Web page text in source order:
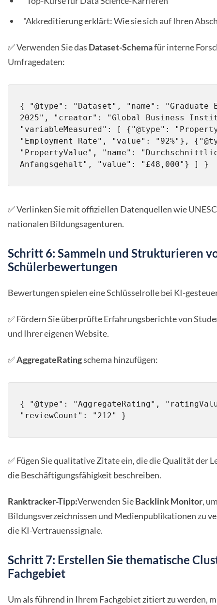
"Akkreditierung erklärt: Wie sie sich auf Ihren
✅ Verwenden Sie das Dataset-Schemafür interne
Umfragedaten:
{ "@type": "Dataset", "name": "Graduate
2025", "creator": "Global Business
"variableMeasured": [ {"@type":
"Employment Rate", "value": "92%"},
"PropertyValue", "name":
Anfangsgehalt", "value": "£48,000"} ] }
✅ Verlinken Sie mit offiziellen Datenquellen wie
nationalen Bildungsagenturen.
Schritt 6: Sammeln und Strukturieren
Schülerbewertungen
Bewertungen spielen eine Schlüsselrolle bei KI-
✅ Fördern Sie überprüfte Erfahrungsberichte von
und Ihrer eigenen Website.
✅AggregateRatingschema hinzufügen:
{ "@type": "AggregateRating",
"reviewCount": "212" }
✅ Fügen Sie qualitative Zitate ein, die die Qualität der
die Beschäftigungsfähigkeit beschreiben.
Ranktracker-Tipp:Verwenden SieBacklink Monitor,
Bildungsverzeichnissen und Medienpublikationen zu
die KI-Vertrauenssignale.
Schritt 7: Erstellen Sie thematische
Fachgebiet
Um als führend in Ihrem Fachgebiet zitiert zu werden,